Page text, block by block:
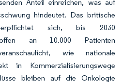
Anteil einreichen, was auf
hindeutet. Das britische
verpflichtet sich, bis 2030
an 10.000 Patienten
wie nationale
in Kommerzialisierungswege
bleiben auf die Onkologie